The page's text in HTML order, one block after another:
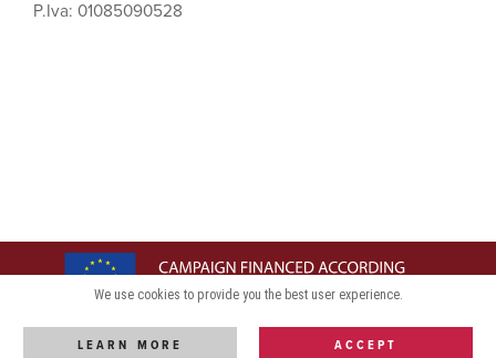
P.Iva: 01085090528
We use cookies to provide you the best user experience.
LEARN MORE ACCEPT